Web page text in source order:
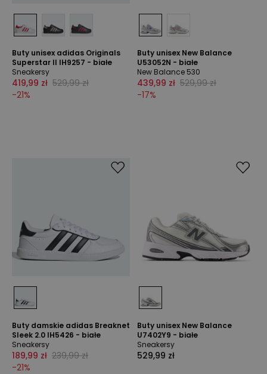
Buty unisex adidas Originals
Superstar II IH9257 - białe
Sneakersy
419,99 zł 529,99 zł
-21%
Buty unisex New Balance
U53052N - białe
New Balance 530
439,99 zł 529,99 zł
-17%
Buty damskie adidas Breaknet
Sleek 2.0 IH5426 - białe
Sneakersy
189,99 zł 239,99 zł
-21%
Buty unisex New Balance
U7402Y9 - białe
Sneakersy
529,99 zł